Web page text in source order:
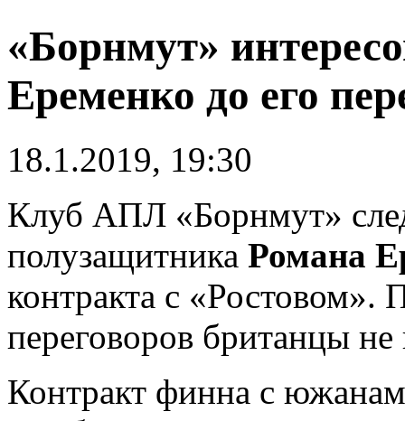
«Борнмут»
Еременко до его
18.1.2019, 19:30
Клуб АПЛ «Борнмут»
полузащитника Романа
контракта с «Ростовом».
переговоров британцы не
Контракт финна с